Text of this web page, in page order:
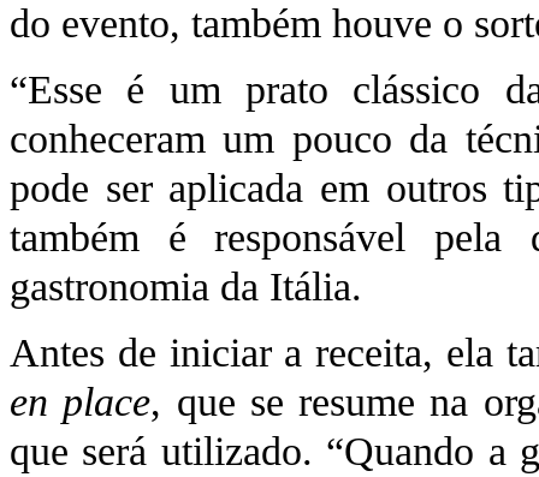
do evento, também houve o
“Esse é um prato clássico
conheceram um pouco da
pode ser aplicada em outros
também é responsável
gastronomia da Itália.
Antes de iniciar a receita, ela
en place, que se resume na
que será utilizado. “Quando a